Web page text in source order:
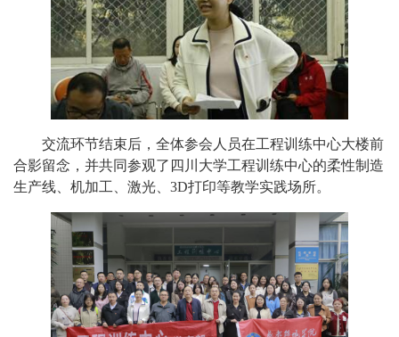
交流环节结束后，全体参会人员在工程训练中心大楼前
合影留念，并共同参观了四川大学工程训练中心的柔性制造
生产线、机加工、激光、 3D打印等教学实践场所。